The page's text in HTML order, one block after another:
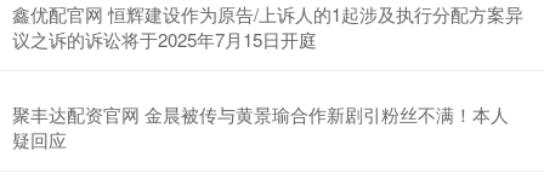
鑫优配官网 恒辉建设作为原告/上诉人的1起涉及执行分配方案异
议之诉的诉讼将于2025年7月15日开庭
聚丰达配资官网 金晨被传与黄景瑜合作新剧引粉丝不满！本人
疑回应